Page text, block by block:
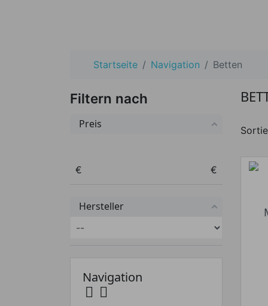
Startseite Navigation Betten
Filtern nach
Preis
Preis von
€ Preis bis
€
Hersteller
Navigation
 